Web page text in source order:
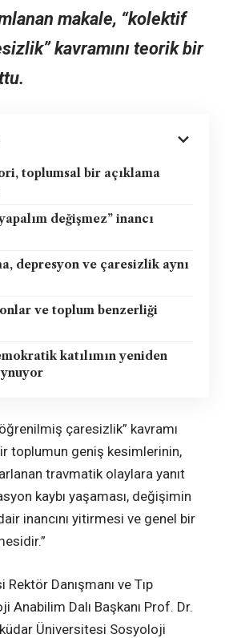
makale, “kolektif
kavramını teorik bir
toplumsal bir açıklama
değişmez” inancı
depresyon ve çaresizlik aynı
ve toplum benzerliği
katılımın yeniden
çaresizlik” kavramı
toplumun geniş kesimlerinin,
travmatik olaylara yanıt
kaybı yaşaması, değişimin
inancını yitirmesi ve genel bir
Danışmanı ve Tıp
Anabilim Dalı Başkanı Prof. Dr.
Üniversitesi Sosyoloji